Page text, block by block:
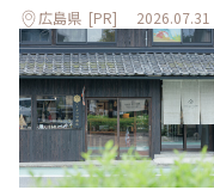
広島県 [PR] 2026.07.31